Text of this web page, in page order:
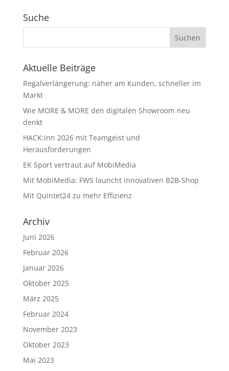
Suche
Aktuelle Beiträge
Regalverlängerung: näher am Kunden, schneller im
Markt
Wie MORE & MORE den digitalen Showroom neu
denkt
HACK:inn 2026 mit Teamgeist und
Herausforderungen
EK Sport vertraut auf MobiMedia
Mit MobiMedia: FWS launcht innovativen B2B-Shop
Mit Quintet24 zu mehr Effizienz
Archiv
Juni 2026
Februar 2026
Januar 2026
Oktober 2025
März 2025
Februar 2024
November 2023
Oktober 2023
Mai 2023